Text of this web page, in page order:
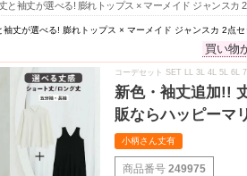
と袖丈が選べる! 膨れトップス × マーメイド ジャンス
丈が選べる! 膨れトップス × マーメイド ジャンスカ 2点
買い物
コーデセット SET LL 3L 4L 5L 6L
新色・袖丈追加!!
販ならハッピーマ
小柄さん丈有
商品番号 249975